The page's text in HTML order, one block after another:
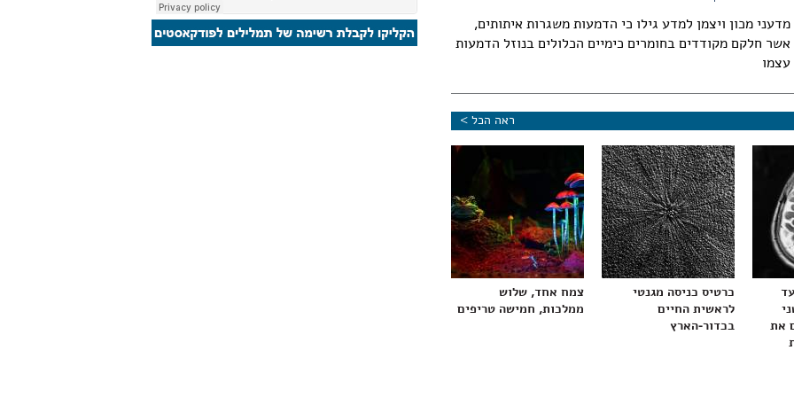
מדעני מכון ויצמן למדע גילו כי הדמעות משגרות איתותים,
אשר חלקם מקודדים בחומרים כימיים הכלולים בנוזל הדמעות
עצמו
ראה הכל >
את
כרטיס כניסה מגנטי
לראשית החיים
בכדור-הארץ
צמח אחד, שלוש
ממלכות, חמישה טריפים